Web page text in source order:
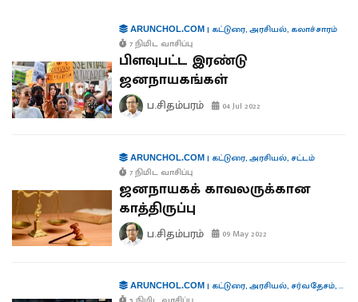
ARUNCHOL.COM| கட்டுரை,அரசியல், கலாச்சாரம்
7 நிமிட வாசிப்பு
பிளவுபட்ட இரண்டு
ஜனநாயகங்கள்
ப.சிதம்பரம் 04 Jul 2022
ARUNCHOL.COM| கட்டுரை,அரசியல், சட்டம்
7 நிமிட வாசிப்பு
ஜனநாயகக் காவலருக்கான
காத்திருப்பு
ப.சிதம்பரம் 09 May 2022
ARUNCHOL.COM| கட்டுரை,அரசியல், சர்வதேசம்,